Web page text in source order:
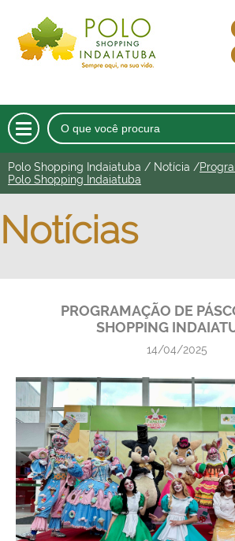
HOME
DELIVERY E DRIVE
LOJAS
CINEMA
ALIMENTAÇÃO
SERVIÇOS
NOTÍCIAS
VAGAS
CONTATO
Polo Shopping Indaiatuba / Notícia /
Polo Shopping Indaiatuba
Notícias
PROGRAMAÇÃO DE
SHOPPING
14/04/2025